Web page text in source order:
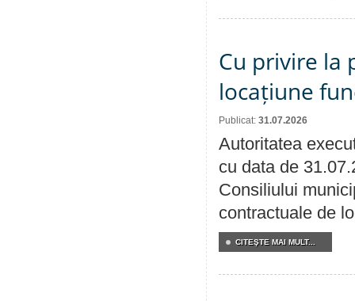
Cu privire la
locațiune
Publicat: 31.07.2026
Autoritatea
cu data de
Consiliului
contractuale de
CITEŞTE MAI MULT...